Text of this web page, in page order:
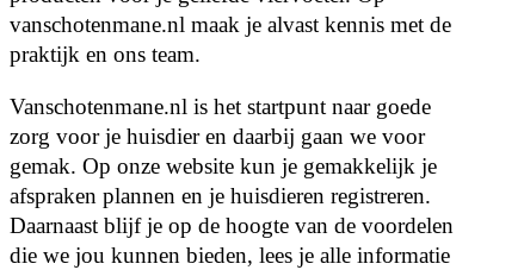
vanschotenmane.nl maak je alvast kennis met de
praktijk en ons team.
Vanschotenmane.nl is het startpunt naar goede
zorg voor je huisdier en daarbij gaan we voor
gemak. Op onze website kun je gemakkelijk je
afspraken plannen en je huisdieren registreren.
Daarnaast blijf je op de hoogte van de voordelen
die we jou kunnen bieden, lees je alle informatie